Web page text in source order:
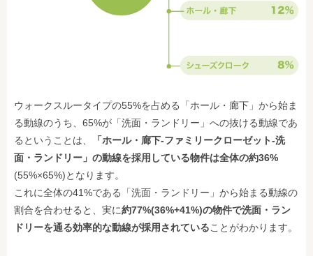
ウォークスルータイプの55%を占める「ホール・廊下」から始ま
る動線のうち、65%が「洗面・ランドリー」への抜ける動線であ
るということは、
「ホール・廊下-ファミリークローゼット-洗
面・ランドリー」の動線を採用している物件は全体の約36%
(55%×65%)となります。
これに全体の41%である「洗面・ランドリー」から始まる動線の
割合を合わせると、実に約77%(36%+41%)の物件で洗面・ラン
ドリーを通る効率的な動線が採用されていることがわかります。